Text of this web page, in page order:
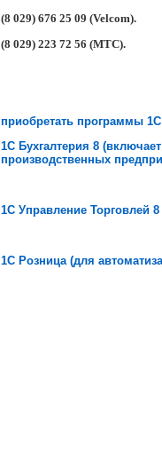
(8 029) 676 25 09 (Velcom).
(8 029) 223 72 56 (МТС).
приобретать программы
1С Бухгалтерия 8
производственных
1С Управление Торговлей
1С Розница (для